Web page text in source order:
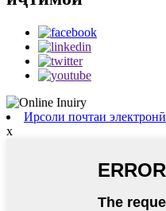
Ирсоли почтаи электронӣ
x